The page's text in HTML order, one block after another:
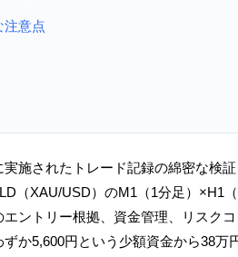
注意点
施されたトレード記録の綿密な検
（XAU/USD）のM1（1分足）×H1
エントリー根拠、資金管理、リスク
ずか5,600円という少額資金から38